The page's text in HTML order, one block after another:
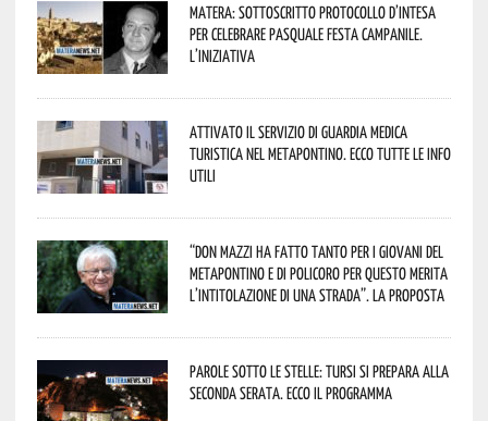
Matera: sottoscritto protocollo d’intesa
per celebrare Pasquale Festa Campanile.
L’iniziativa
Attivato il servizio di Guardia Medica
Turistica nel Metapontino. Ecco tutte le info
utili
“Don Mazzi ha fatto tanto per i giovani del
Metapontino e di Policoro per questo merita
l’intitolazione di una strada”. La proposta
Parole sotto le stelle: Tursi si prepara alla
seconda serata. Ecco il programma